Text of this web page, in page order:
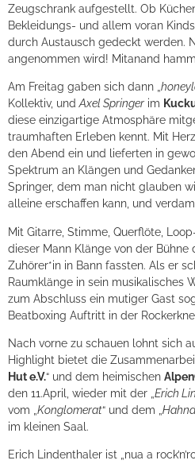
Zeugschrank aufgestellt. Ob
Bekleidungs- und allem voran
durch Austausch gedeckt werden.
angenommen wird! Mitanand
Am Freitag gaben sich dann „
Kollektiv, undAxel Springer im
diese einzigartige Atmosphäre
traumhaften Erleben kennt. Mit
den Abend ein und lieferten in
Spektrum an Klängen und
Springer, dem man nicht glauben
alleine erschaffen kann, und
Mit Gitarre, Stimme, Querflöte,
dieser Mann Klänge von der Bühne
Zuhörer*in in Bann fassten. Als er
Raumklänge in sein musikalisches
zum Abschluss ein mutiger Gast
Beatboxing Auftritt in der
Nach vorne zu schauen lohnt sich
Highlight bietet die Zusammenarbeit
Hut e.V.“ und dem heimischen
den 11.April, wieder mit der „ Erich
vom „ Konglomerat“ und dem „
im kleinen Saal.
Erich Lindenthaler ist „nua a